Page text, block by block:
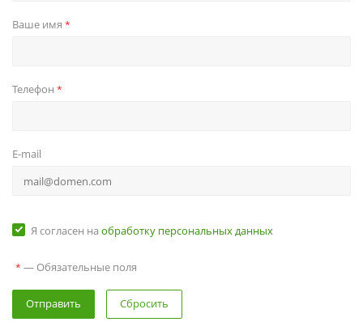
Ваше имя *
Телефон *
E-mail
Я согласен на обработку персональных данных
* — Обязательные поля
Сбросить